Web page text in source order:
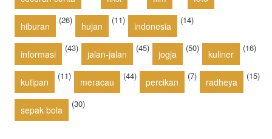
hiburan
(26)
hujan
(11)
indonesia
(14)
informasi
(43)
jalan-jalan
(45)
jogja
(50)
kuliner
(16)
kutipan
(11)
meracau
(44)
percikan
(7)
radheya
(15)
sepak bola
(30)